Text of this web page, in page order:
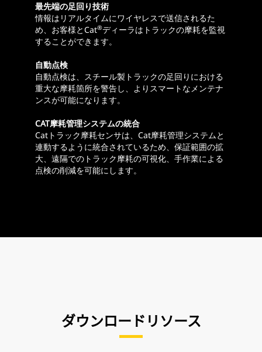
最先端の足回り技術
情報はリアルタイムにワイヤレスで送信されるた
め、お客様とCat®ディーラはトラックの摩耗を監視
することができます。
自動点検
自動点検は、スチール製トラックの足回りにおける
重大な摩耗箇所を警告し、よりスマートなメンテナ
ンスが可能になります。
CAT摩耗管理システムの統合
Catトラック摩耗センサは、Cat摩耗管理システムと
連動するように統合されているため、保証範囲の拡
大、遠隔でのトラック摩耗の可視化、手作業による
点検の削減を可能にします。
ダウンロードリソース